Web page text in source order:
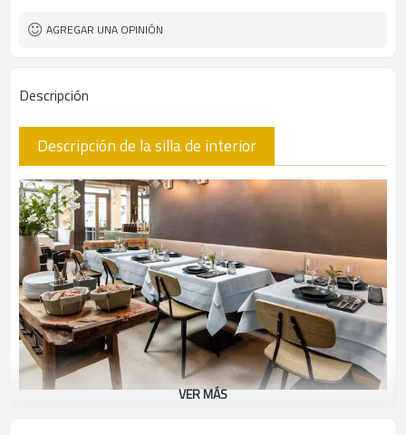
AGREGAR UNA OPINIÓN
Descripción
Descripción de la silla de interior
VER MÁS